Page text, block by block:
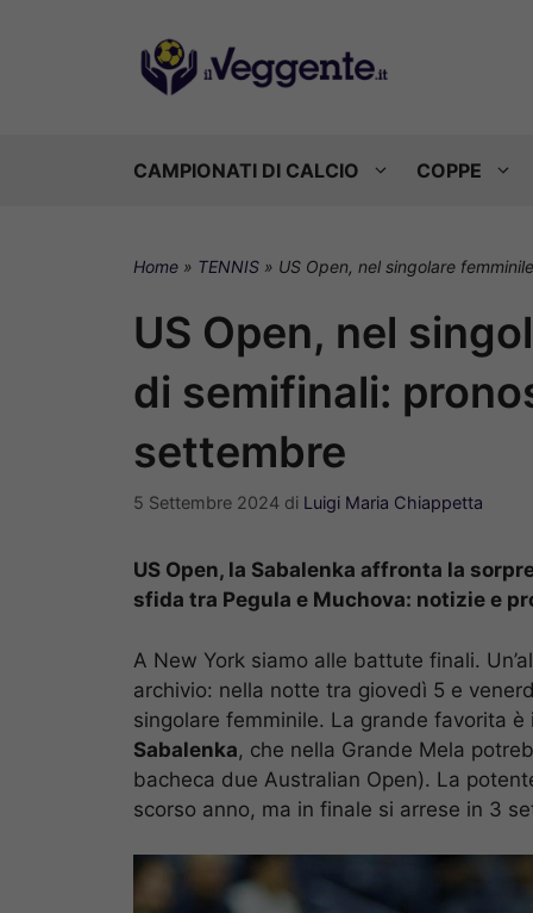
CAMPIONATI DI CALCIO COPPE
Home » TENNIS » US Open, nel singolare
US Open, nel
di semifinali:
settembre
5 Settembre 2024 di Luigi Maria Chiappetta
US Open, la Sabalenka affronta la
sfida tra Pegula e Muchova: notizie e
A New York siamo alle battute finali.
archivio: nella notte tra giovedì 5 e
singolare femminile. La grande favorita
Sabalenka, che nella Grande Mela
bacheca due Australian Open). La
scorso anno, ma in finale si arrese in 3